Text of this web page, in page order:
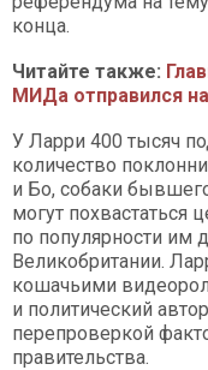
конца.
Читайте также:
МИДа отправился
У Ларри 400 тысяч
количество
и Бо, собаки
могут похвастаться
по популярности им
Великобритании.
кошачьими
и политический
перепроверкой
правительства.